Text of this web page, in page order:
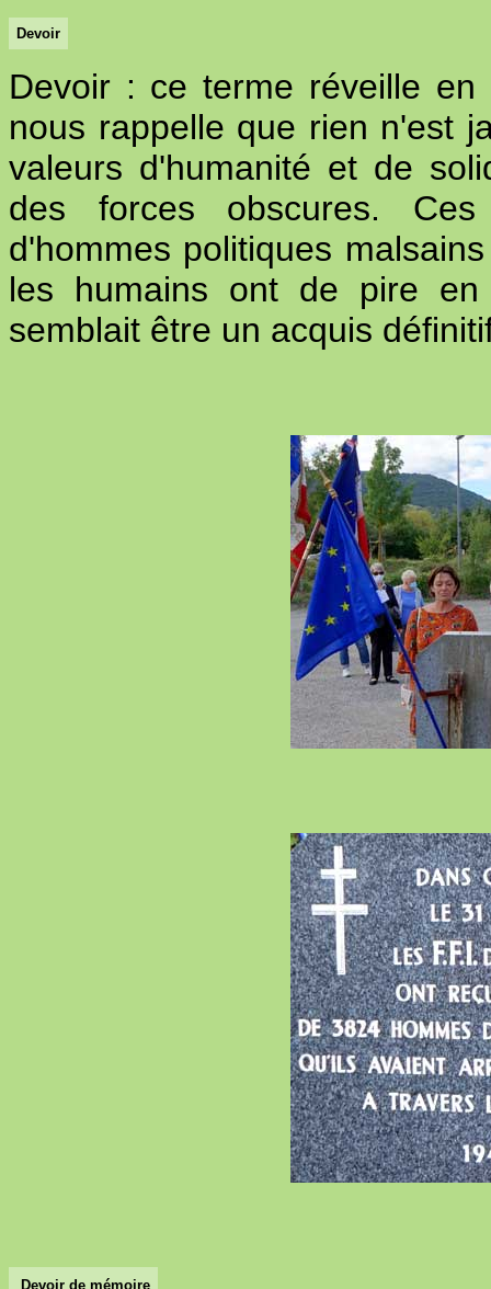
Devoir
Devoir : ce terme réveille
nous rappelle que rien n'est
valeurs d'humanité et de
des forces obscures. Ces
d'hommes politiques
les humains ont de pire
semblait être un acquis
Devoir de mémoire